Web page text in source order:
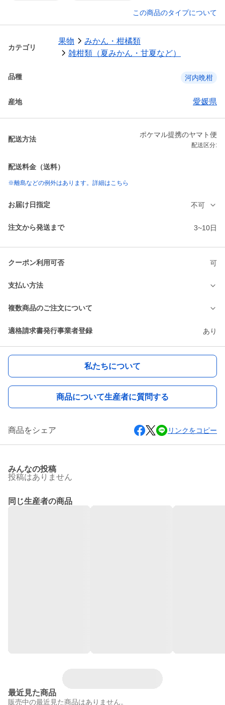
この商品のタイプについて
カテゴリ
果物
みかん・柑橘類
雑柑類（夏みかん・甘夏など）
品種 河内晩柑
産地 愛媛県
配送方法
ポケマル提携のヤマト便
配送区分:
配送料金（送料）
※離島などの例外はあります。詳細はこちら
お届け日指定 不可
注文から発送まで 3~10日
クーポン利用可否 可
支払い方法
複数商品のご注文について
適格請求書発行事業者登録 あり
私たちについて
商品について生産者に質問する
商品をシェア リンクをコピー
みんなの投稿
投稿はありません
同じ生産者の商品
最近見た商品
販売中の最近見た商品はありません。